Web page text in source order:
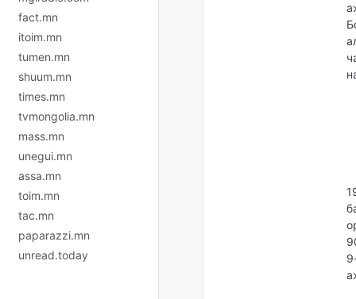
fact.mn
itoim.mn
tumen.mn
shuum.mn
times.mn
tvmongolia.mn
mass.mn
unegui.mn
assa.mn
toim.mn
tac.mn
paparazzi.mn
unread.today